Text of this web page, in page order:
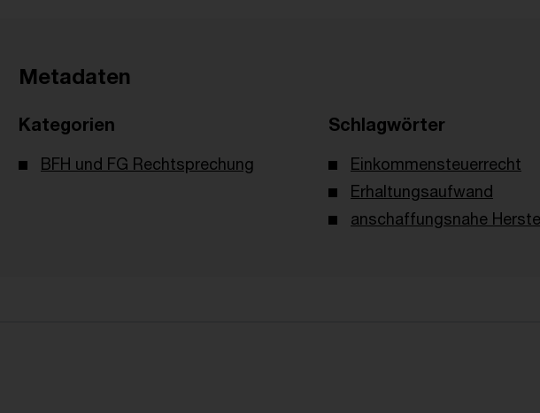
Metadaten
Kategorien
BFH und FG Rechtsprechung
Schlagwörter
Einkommensteuerrecht
Erhaltungsaufwand
anschaffungsnahe